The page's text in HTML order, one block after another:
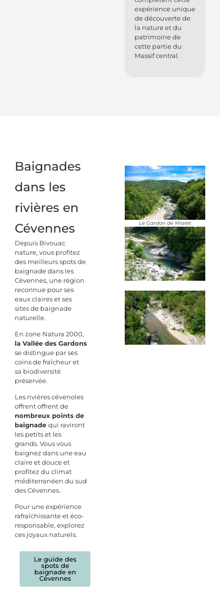
expérience unique
de découverte de
la nature et du
patrimoine de
cette partie du
Massif central.
Baignades
dans les
rivières en
Cévennes
Depuis Bivouac
nature, vous profitez
des meilleurs spots de
baignade dans les
Cévennes, une région
reconnue pour ses
eaux claires et ses
sites de baignade
naturelle.
En zone Natura 2000,
la Vallée des Gardons
se distingue par ses
coins de fraîcheur et
sa biodiversité
préservée.
Les rivières cévenoles
offrentoffrent de
nombreux points de
baignade qui raviront
les petits et les
grands. Vous vous
baignez dans une eau
claire et douce et
profitez du climat
méditerranéen du sud
des Cévennes.
Pour une expérience
rafraîchissante et éco-
responsable, explorez
ces joyaux naturels.
Le guide des
spots de
baignade en
Cévennes
Le Gardon de Mialet